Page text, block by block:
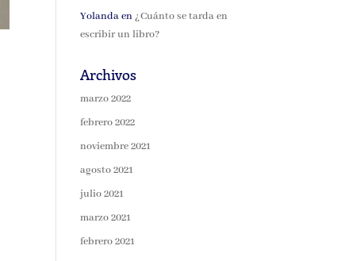
Yolandaen¿Cuánto se tarda en
escribir un libro?
Archivos
marzo 2022
febrero 2022
noviembre 2021
agosto 2021
julio 2021
marzo 2021
febrero 2021